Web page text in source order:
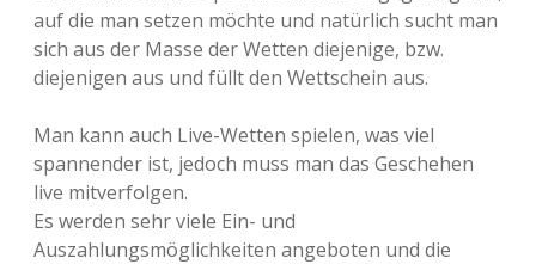
auf die man setzen möchte und natürlich sucht man
sich aus der Masse der Wetten diejenige, bzw.
diejenigen aus und füllt den Wettschein aus.
Man kann auch Live-Wetten spielen, was viel
spannender ist, jedoch muss man das Geschehen
live mitverfolgen.
Es werden sehr viele Ein- und
Auszahlungsmöglichkeiten angeboten und die